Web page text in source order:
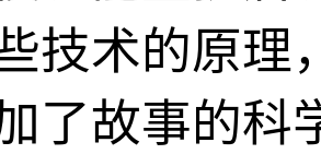
技术的原理
了故事的科